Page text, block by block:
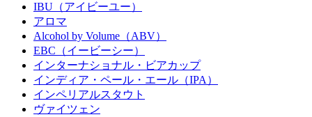
IBU（アイビーユー）
アロマ
Alcohol by Volume（ABV）
EBC（イービーシー）
インターナショナル・ビアカップ
インディア・ペール・エール（IPA）
インペリアルスタウト
ヴァイツェン